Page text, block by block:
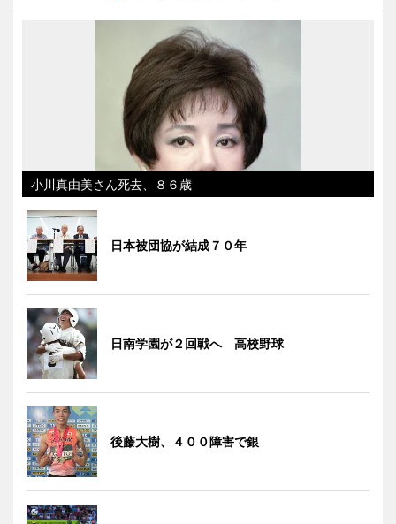
小川真由美さん死去、８６歳
日本被団協が結成７０年
日南学園が２回戦へ 高校野球
後藤大樹、４００障害で銀